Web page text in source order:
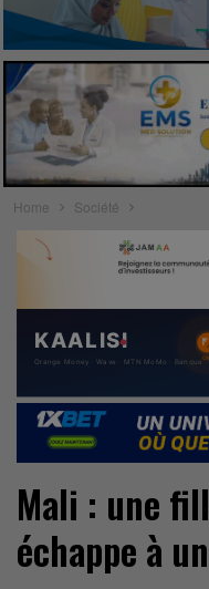
Home Société
Mali : une
échappe à